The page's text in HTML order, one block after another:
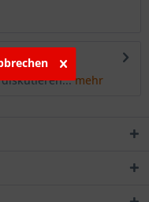
mehr